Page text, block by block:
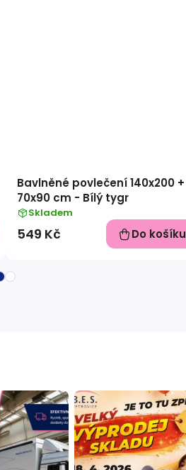
Bavlněné povlečení 140x200 +
70x90 cm - Bílý tygr
Skladem
549 Kč Do košíku